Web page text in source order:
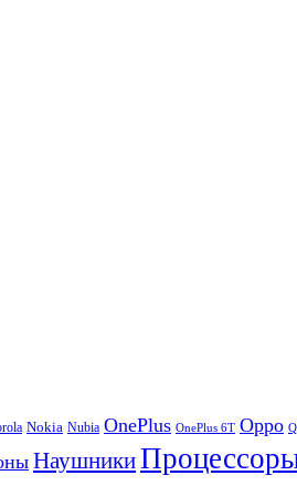
Nokia Nubia OnePlus OnePlus 6T Oppo
Наушники